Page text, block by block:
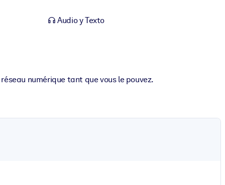
Audio y Texto
numérique tant que vous le pouvez.